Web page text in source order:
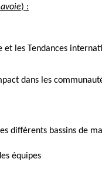
) :
et les Tendances
dans les
différents bassins de
équipes